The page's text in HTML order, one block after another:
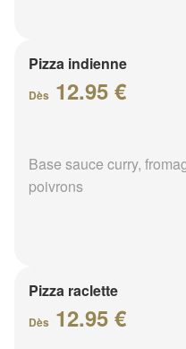
Pizza indienne
Dès 12.95 €
Base sauce curry,
poivrons
Pizza raclette
Dès 12.95 €